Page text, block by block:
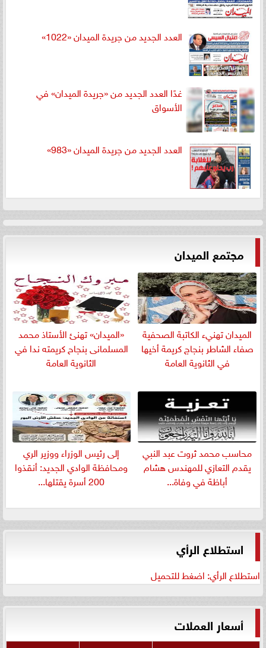
العدد الجديد من جريدة الميدان «1022»
غدًا العدد الجديد من «جريدة الميدان» في
الأسواق
العدد الجديد من جريدة الميدان «983»
مجتمع الميدان
الميدان تهنيء الكاتبة الصحفية
صفاء الشاطر بنجاج كريمة أخيها
في الثانوية العامة
«الميدان» تهنئ الأستاذ محمد
المسلمانى بنجاح كريمته ندا في
الثانوية العامة
​محاسب محمد ثروت عبد النبي
يقدم التعازي للمهندس هشام
أباظة في وفاة...
إلى رئيس الوزراء ووزير الري
ومحافظة الوادي الجديد: أنقذوا
200 أسرة يقتلها...
استطلاع الرأي
استطلاع الرأي: اضغط للتحميل
أسعار العملات